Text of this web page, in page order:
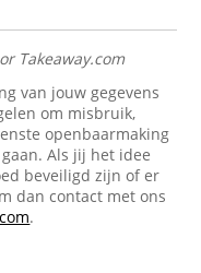
Takeaway.com
van jouw gegevens
om misbruik,
openbaarmaking
Als jij het idee
beveiligd zijn of er
dan contact met ons
.